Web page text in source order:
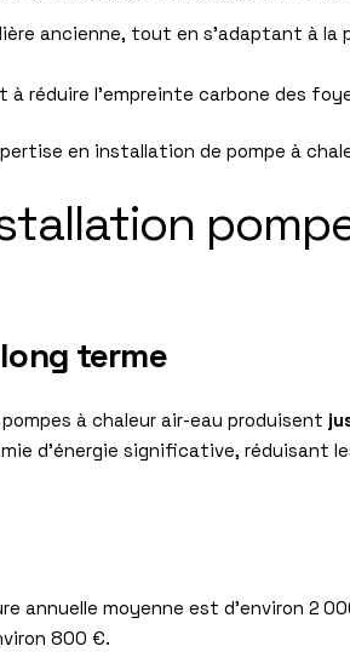
ancienne, tout en s’adaptant à
à réduire l’empreinte carbone des
en installation de pompe à
terme
à chaleur air-eau produisent
d’énergie significative, réduisant
annuelle moyenne est d’environ 2
800 €.